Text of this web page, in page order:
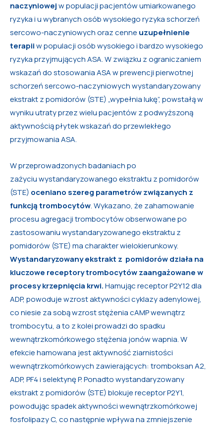
naczyniowejw populacji pacjentów umiarkowanego
ryzyka i u wybranych osób wysokiego ryzyka schorzeń
sercowo-naczyniowych oraz cenne uzupełnienie
terapiiw populacji osób wysokiego i bardzo wysokiego
ryzyka przyjmujących ASA. W związku z ograniczaniem
wskazań do stosowania ASA w prewencji pierwotnej
schorzeń sercowo-naczyniowych wystandaryzowany
ekstrakt z pomidorów (STE) „wypełnia lukę”, powstałą w
wyniku utraty przez wielu pacjentów z podwyższoną
aktywnością płytek wskazań do przewlekłego
przyjmowania ASA.
W przeprowadzonych badaniach po
zażyciu wystandaryzowanego ekstraktu z pomidorów
(STE) oceniano szereg parametrów związanych z
funkcją trombocytów. Wykazano, że zahamowanie
procesu agregacji trombocytów obserwowane po
zastosowaniu wystandaryzowanego ekstraktu z
pomidorów (STE) ma charakter wielokierunkowy.
Wystandaryzowany ekstrakt z pomidorów działa na
kluczowe receptory trombocytów zaangażowane w
procesy krzepnięcia krwi.Hamując receptor P2Y12 dla
ADP, powoduje wzrost aktywności cyklazy adenylowej,
co niesie za sobą wzrost stężenia cAMP wewnątrz
trombocytu, a to z kolei prowadzi do spadku
wewnątrzkomórkowego stężenia jonów wapnia. W
efekcie hamowana jest aktywność ziarnistości
wewnątrzkomórkowych zawierających: tromboksan A2,
ADP, PF4 i selektynę P. Ponadto wystandaryzowany
ekstrakt z pomidorów (STE) blokuje receptor P2Y1,
powodując spadek aktywności wewnątrzkomórkowej
fosfolipazy C, co następnie wpływa na zmniejszenie